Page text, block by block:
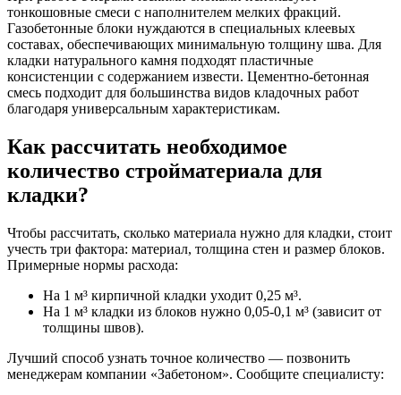
тонкошовные смеси с наполнителем мелких фракций.
Газобетонные блоки нуждаются в специальных клеевых
составах, обеспечивающих минимальную толщину шва. Для
кладки натурального камня подходят пластичные
консистенции с содержанием извести. Цементно-бетонная
смесь подходит для большинства видов кладочных работ
благодаря универсальным характеристикам.
Как рассчитать необходимое
количество стройматериала для
кладки?
Чтобы рассчитать, сколько материала нужно для кладки, стоит
учесть три фактора: материал, толщина стен и размер блоков.
Примерные нормы расхода:
На 1 м³ кирпичной кладки уходит 0,25 м³.
На 1 м³ кладки из блоков нужно 0,05-0,1 м³ (зависит от
толщины швов).
Лучший способ узнать точное количество — позвонить
менеджерам компании «Забетоном». Сообщите специалисту: